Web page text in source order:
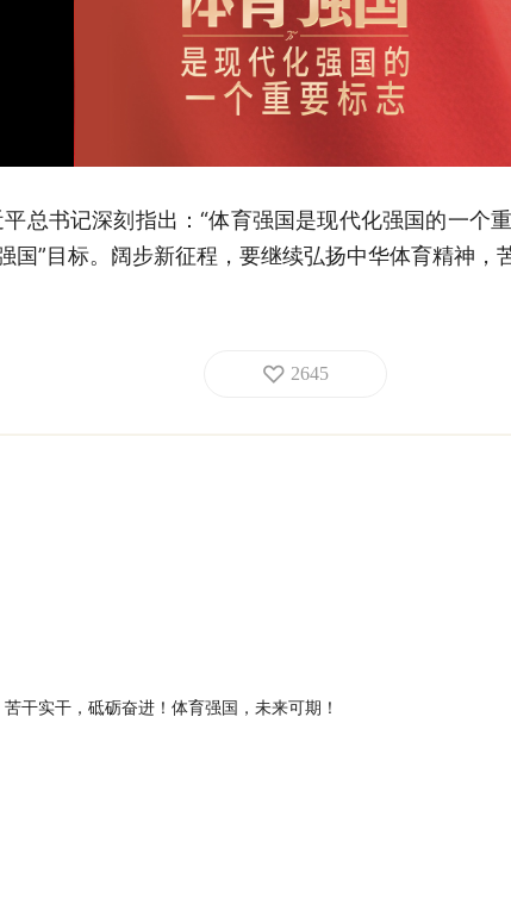
平总书记深刻指出：“体育强国是现代化强国的一个
国”目标。阔步新征程，要继续弘扬中华体育精神，
2645
干实干，砥砺奋进！体育强国，未来可期！